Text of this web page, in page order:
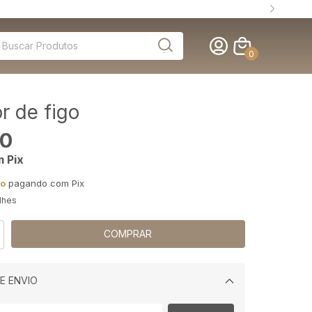
0
de figo
Pix
pagando com Pix
ENVIO
Alterar CEP